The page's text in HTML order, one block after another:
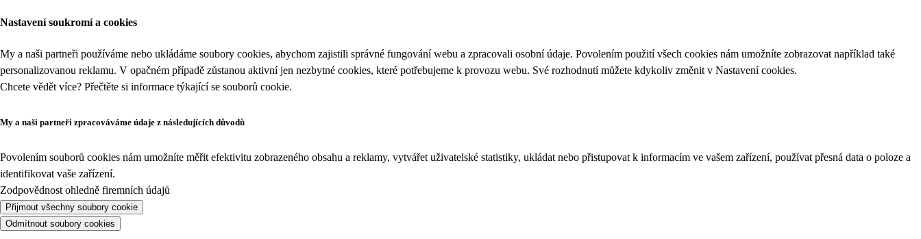
Nastavení soukromí a cookies
My a naši partneři používáme nebo ukládáme soubory cookies, abychom zajistili správné fungování webu a zpracovali osobní údaje. Povolením použití všech cookies nám umožníte zobrazovat například také
personalizovanou reklamu. V opačném případě zůstanou aktivní jen nezbytné cookies, které potřebujeme k provozu webu. Své rozhodnutí můžete kdykoliv změnit v Nastavení cookies.
Chcete vědět více? Přečtěte si informace týkající se souborů cookie.
My a naši partneři zpracováváme údaje z následujících důvodů
Povolením souborů cookies nám umožníte měřit efektivitu zobrazeného obsahu a reklamy, vytvářet uživatelské statistiky, ukládat nebo přistupovat k informacím ve vašem zařízení, používat přesná data o poloze a
identifikovat vaše zařízení.
Zodpovědnost ohledně firemních údajů
Přijmout všechny soubory cookie
Odmítnout soubory cookies